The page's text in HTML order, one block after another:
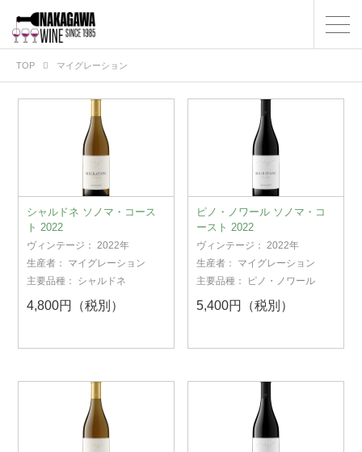
TOP マイグレーション
シャルドネ ソノマ・コース
ト 2022
ヴィンテージ：2022年
生産者： マイグレーション
主要品種： シャルドネ
4,800円（税別）
ピノ・ノワール ソノマ・コ
ースト 2022
ヴィンテージ：2022年
生産者： マイグレーション
主要品種：
ピノ・ノワール
5,400円（税別）